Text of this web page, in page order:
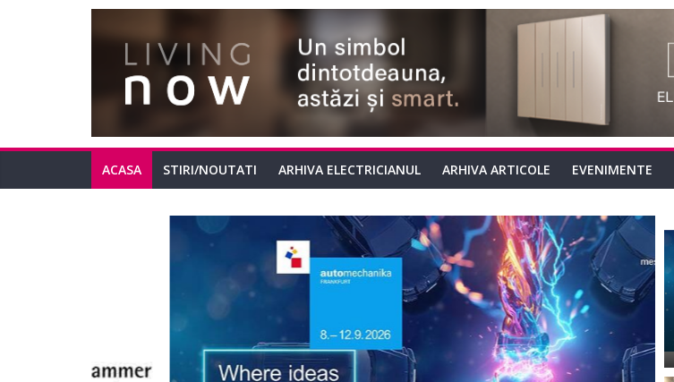
ACASA STIRI/NOUTATI ARHIVA ELECTRICIANUL ARHIVA ARTICOLE EVENIMENTE